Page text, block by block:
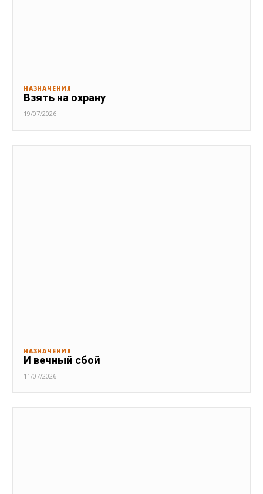
НАЗНАЧЕНИЯ
Взять на охрану
19/07/2026
НАЗНАЧЕНИЯ
И вечный сбой
11/07/2026